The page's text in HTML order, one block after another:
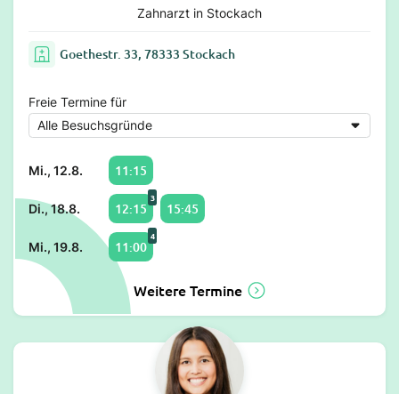
Zahnarzt in Stockach
Goethestr. 33, 78333 Stockach
Freie Termine für
Mi., 12.8. 11:15
Di., 18.8. 12:15
3
15:45
Mi., 19.8. 11:00
4
Weitere Termine